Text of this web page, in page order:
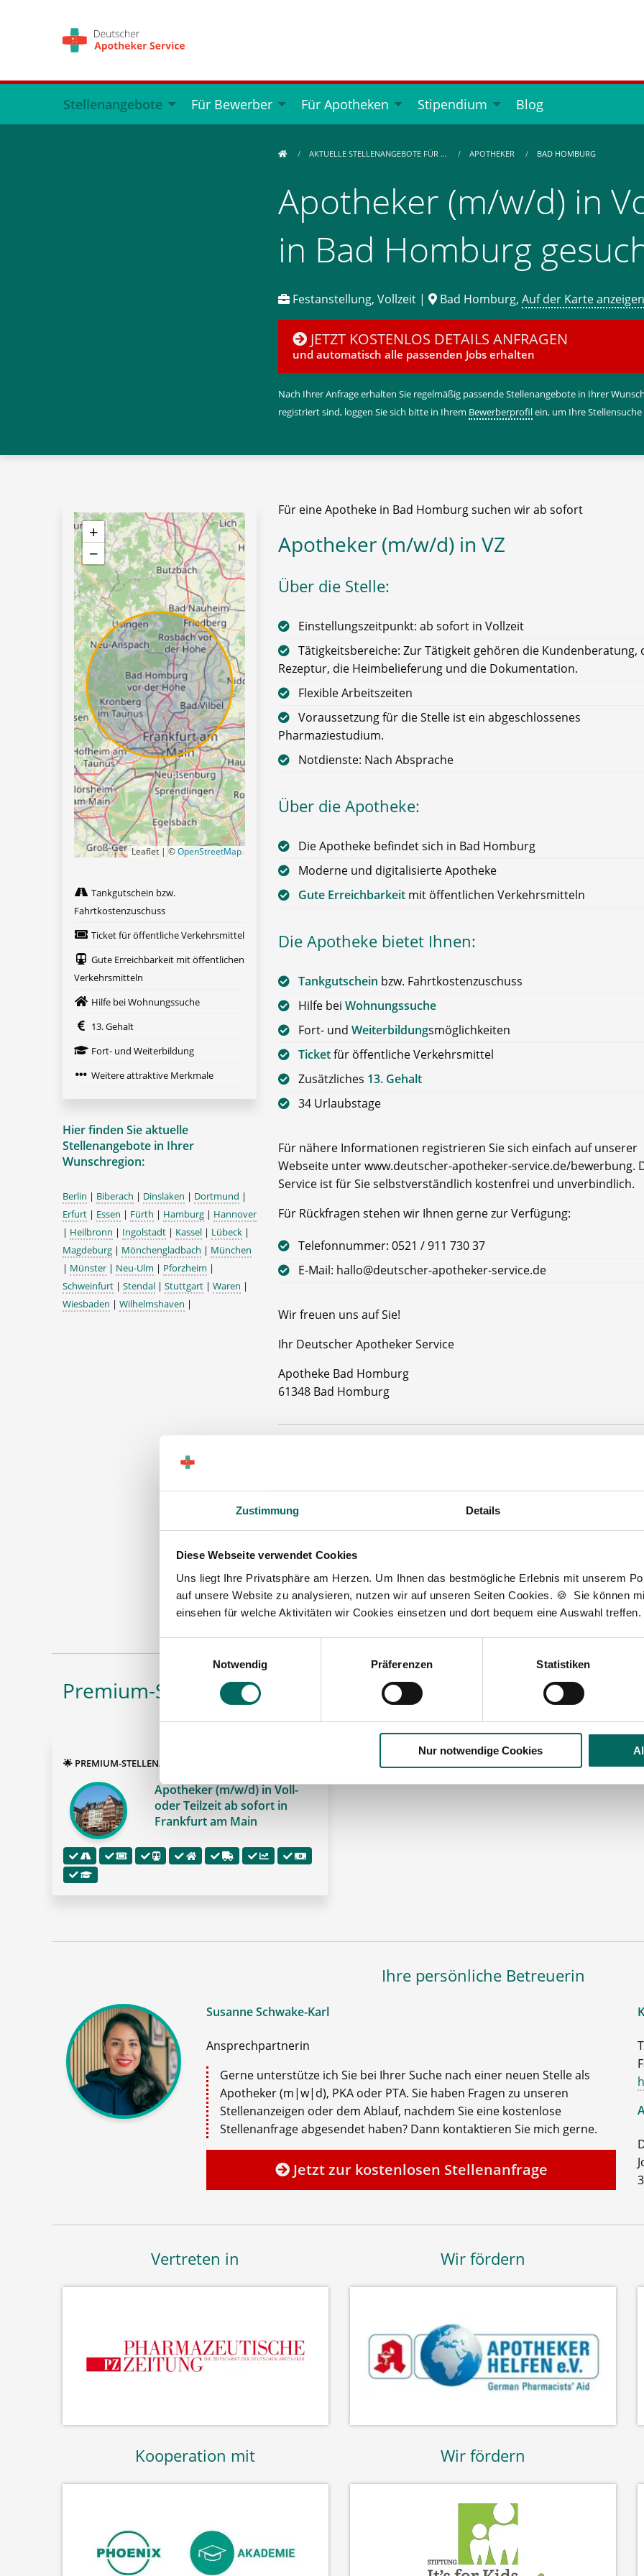
Zustimmung Details
Diese Webseite verwendet Cookies
Uns liegt Ihre Privatsphäre am Herzen. Um Ihnen das bestmögliche Erlebnis mit unserem
auf unsere Website zu analysieren, nutzen wir auf unseren Seiten Cookies. 🍪 Sie können
einsehen für welche Aktivitäten wir Cookies einsetzen und dort bequem eine Auswahl treffen.
Notwendig
Präferenzen Statistiken
Nur notwendige Cookies
Stellenangebote Für Bewerber Für Apotheken Stipendium Blog
AKTUELLE STELLENANGEBOTE FÜR … APOTHEKER BAD HOMBURG
Apotheker (m/w/d) in
in Bad Homburg
Festanstellung, Vollzeit | Bad Homburg, Auf der Karte anzeigen
JETZT KOSTENLOS DETAILS ANFRAGEN
und automatisch alle passenden Jobs erhalten
Nach Ihrer Anfrage erhalten Sie regelmäßig passende Stellenangebote in Ihrer
registriert sind, loggen Sie sich bitte in Ihrem Bewerberprofilein, um Ihre
Für eine Apotheke in Bad Homburg suchen wir ab sofort
Apotheker (m/w/d) in VZ
Über die Stelle:
Einstellungszeitpunkt: ab sofort in Vollzeit
Tätigkeitsbereiche: Zur Tätigkeit gehören die Kundenberatung,
Rezeptur, die Heimbelieferung und die Dokumentation.
Flexible Arbeitszeiten
Voraussetzung für die Stelle ist ein abgeschlossenes
Pharmaziestudium.
Notdienste: Nach Absprache
Über die Apotheke:
Die Apotheke befindet sich in Bad Homburg
Moderne und digitalisierte Apotheke
Gute Erreichbarkeit mit öffentlichen Verkehrsmitteln
Die Apotheke bietet Ihnen:
Tankgutschein bzw. Fahrtkostenzuschuss
Hilfe bei Wohnungssuche
Fort- und Weiterbildungsmöglichkeiten
Ticketfür öffentliche Verkehrsmittel
Zusätzliches 13. Gehalt
34 Urlaubstage
Für nähere Informationen registrieren Sie sich einfach auf unserer
Webseite unter www.deutscher-apotheker-service.de/bewerbung.
Service ist für Sie selbstverständlich kostenfrei und unverbindlich.
Für Rückfragen stehen wir Ihnen gerne zur Verfügung:
Telefonnummer: 0521 / 911 730 37
E-Mail: hallo@deutscher-apotheker-service.de
Wir freuen uns auf Sie!
Ihr Deutscher Apotheker Service
Apotheke Bad Homburg
61348 Bad Homburg
4 Besucherfür
Apotheker
Maschinenlesbare Version: Stellenangebot als Markdown (CC BY 4.0)
+
−
Leaflet | ©OpenStreetMap
Tankgutschein bzw.
Fahrtkostenzuschuss
Ticket für öffentliche Verkehrsmittel
Gute Erreichbarkeit mit öffentlichen
Verkehrsmitteln
Hilfe bei Wohnungssuche
13. Gehalt
Fort- und Weiterbildung
Weitere attraktive Merkmale
Hier finden Sie aktuelle
Stellenangebote in Ihrer
Wunschregion:
Berlin | Biberach | Dinslaken | Dortmund |
Erfurt | Essen | Fürth | Hamburg | Hannover
| Heilbronn | Ingolstadt | Kassel | Lübeck |
Magdeburg | Mönchengladbach | München
| Münster | Neu-Ulm | Pforzheim |
Schweinfurt | Stendal | Stuttgart | Waren |
Wiesbaden | Wilhelmshaven |
Premium-Stellenangebote in der Region Bad Homburg:
🌟 PREMIUM-STELLENANGEBOT 🌟
Apotheker (m/w/d) in Voll-
oder Teilzeit ab sofort in
Frankfurt am Main
Ihre persönliche Betreuerin
Susanne Schwake-Karl
Ansprechpartnerin
Gerne unterstütze ich Sie bei Ihrer Suche nach einer neuen Stelle als
Apotheker (m|w|d), PKA oder PTA. Sie haben Fragen zu unseren
Stellenanzeigen oder dem Ablauf, nachdem Sie eine kostenlose
Stellenanfrage abgesendet haben? Dann kontaktieren Sie mich gerne.
Jetzt zur kostenlosen Stellenanfrage
Vertreten in Wir fördern
Kooperation mit Wir fördern